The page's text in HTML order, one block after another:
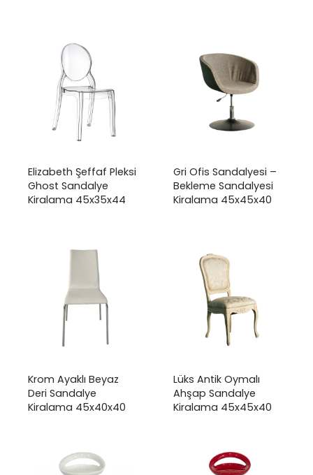
Elizabeth Şeffaf Pleksi
Ghost Sandalye
Kiralama 45x35x44
Gri Ofis Sandalyesi –
Bekleme Sandalyesi
Kiralama 45x45x40
Krom Ayaklı Beyaz
Deri Sandalye
Kiralama 45x40x40
Lüks Antik Oymalı
Ahşap Sandalye
Kiralama 45x45x40